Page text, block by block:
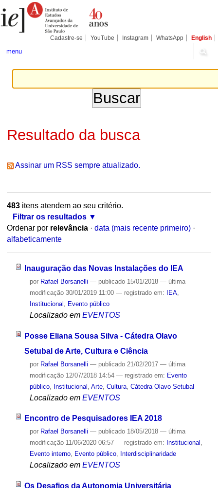
para
conteúdo.
Pessoais
Cadastre-se YouTube Instagram WhatsApp English
menu
Resultado da busca
Assinar um RSS sempre atualizado.
483itens atendem ao seu critério.
Filtrar os resultados
Ordenar por relevância · data (mais recente primeiro) ·
alfabeticamente
Inauguração das Novas Instalações do IEA
por Rafael Borsanelli — publicado15/01/2018 — última
modificação30/01/2019 11:00 — registrado em: IEA,
Institucional
Evento público
Localizado em EVENTOS
Posse Eliana Sousa Silva - Cátedra Olavo
Setubal de Arte, Cultura e Ciência
por Rafael Borsanelli — publicado21/02/2017 — última
modificação12/07/2018 14:54 — registrado em: Evento
público, Institucional Arte, Cultura, Cátedra Olavo Setubal
Localizado em EVENTOS
Encontro de Pesquisadores IEA 2018
por Rafael Borsanelli — publicado18/05/2018 — última
modificação11/06/2020 06:57 — registrado em: Institucional ,
Evento interno, Evento público, Interdisciplinaridade
Localizado em EVENTOS
Os Desafios da Autonomia Universitária